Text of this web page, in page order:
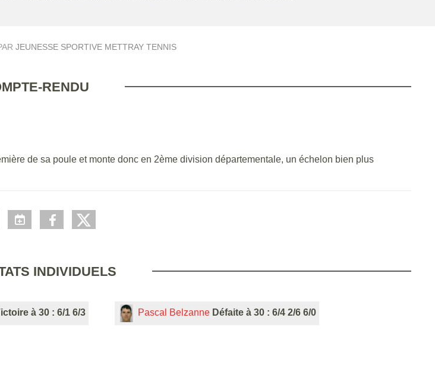
JEUNESSE SPORTIVE METTRAY TENNIS
RENDU
de sa poule et monte donc en 2ème division départementale, un échelon bien plus
INDIVIDUELS
à 30 : 6/1 6/3 Pascal Belzanne Défaite à 30 : 6/4 2/6 6/0